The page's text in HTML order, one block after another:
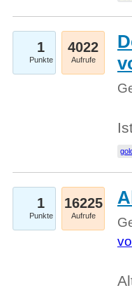
1
Punkte
4022
Aufrufe
1
Punkte
16225
Aufrufe